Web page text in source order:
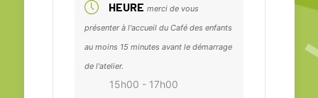
HEURE merci de vous
présenter à l'accueil du Café des enfants
au moins 15 minutes avant le démarrage
de l'atelier.
15h00 - 17h00